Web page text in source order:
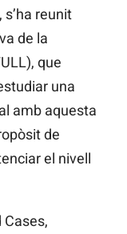
s’ha reunit
de la
que
una
amb aquesta
de
el nivell